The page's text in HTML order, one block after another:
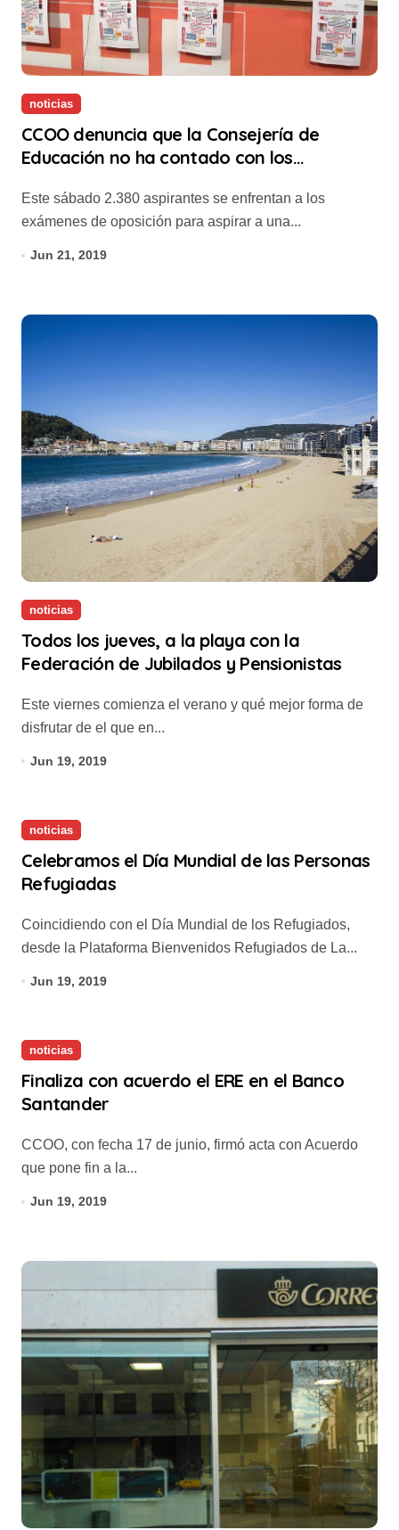
noticias
CCOO denuncia que la Consejería de
Educación no ha contado con los
convocatoria de oposiciones
Este sábado 2.380 aspirantes se enfrentan a los
exámenes de oposición para aspirar a una...
Jun 21, 2019
noticias
Todos los jueves, a la playa con la
Federación de Jubilados y Pensionistas
Este viernes comienza el verano y qué mejor forma de
disfrutar de el que en...
Jun 19, 2019
noticias
Celebramos el Día Mundial de las Personas
Refugiadas
Coincidiendo con el Día Mundial de los Refugiados,
desde la Plataforma Bienvenidos Refugiados de La...
Jun 19, 2019
noticias
Finaliza con acuerdo el ERE en el Banco
Santander
CCOO, con fecha 17 de junio, firmó acta con Acuerdo
que pone fin a la...
Jun 19, 2019